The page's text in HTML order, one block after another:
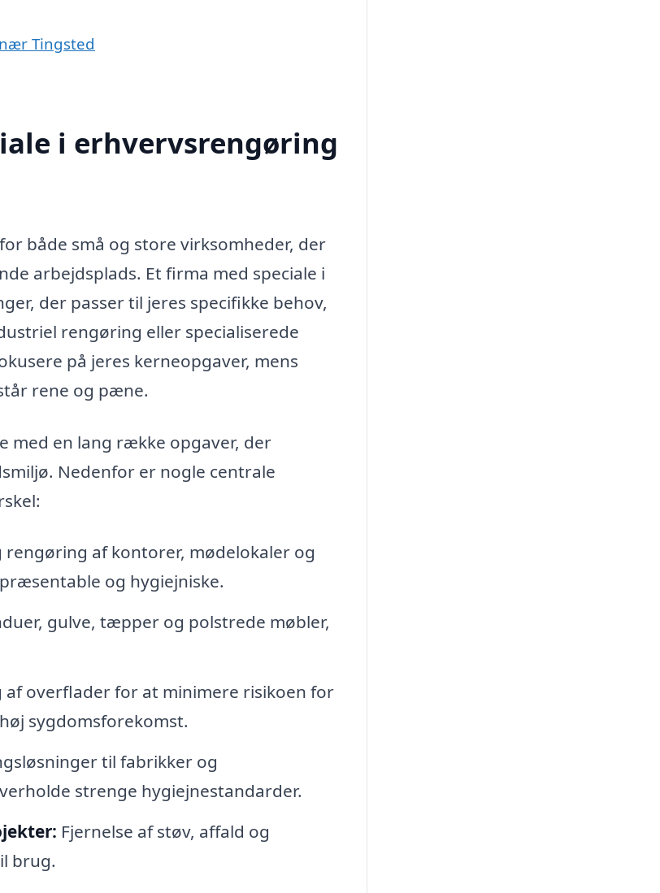
Tingsted
i erhvervsrengøring
både små og store virksomheder, der
arbejdsplads. Et firma med speciale i
der passer til jeres specifikke behov,
rengøring eller specialiserede
på jeres kerneopgaver, mens
rene og pæne.
med en lang række opgaver, der
Nedenfor er nogle centrale
rengøring af kontorer, mødelokaler og
og hygiejniske.
gulve, tæpper og polstrede møbler,
overflader for at minimere risikoen for
sygdomsforekomst.
til fabrikker og
strenge hygiejnestandarder.
Fjernelse af støv, affald og
brug.